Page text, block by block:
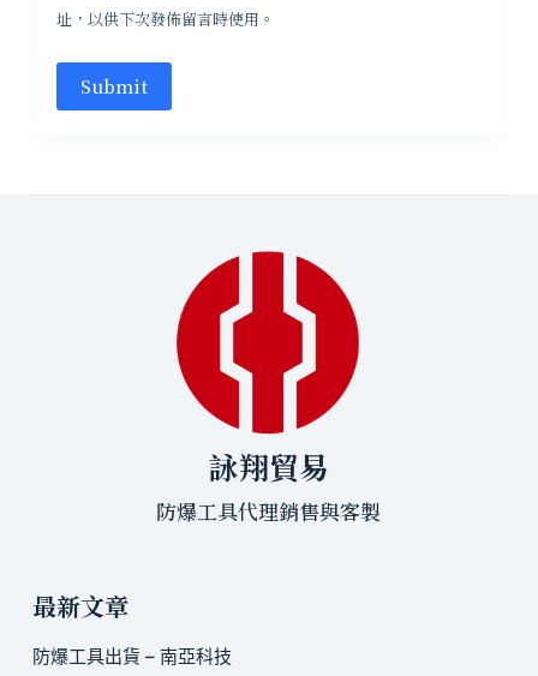
址，以供下次發佈留言時使用。
Submit
詠翔貿易
防爆工具代理銷售與客製
最新文章
防爆工具出貨 – 南亞科技